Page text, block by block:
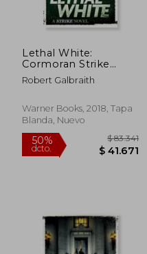
40%
Lethal White:
Cormoran Strike
Book 4 (en Inglés)
Robert Galbraith
Warner Books, 2018, Tapa
Blanda, Nuevo